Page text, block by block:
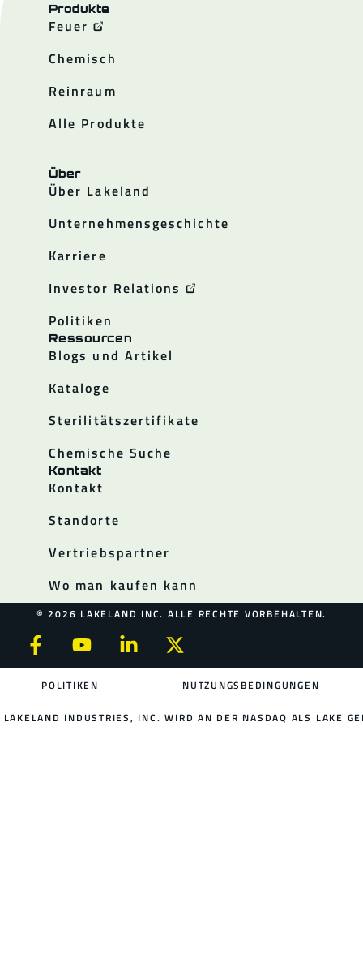
Produkte
Feuer
Chemisch
Reinraum
Alle Produkte
Über
Über Lakeland
Unternehmensgeschichte
Karriere
Investor Relations
Politiken
Ressourcen
Blogs und Artikel
Kataloge
Sterilitätszertifikate
Chemische Suche
Kontakt
Kontakt
Standorte
Vertriebspartner
Wo man kaufen kann
© 2026 LAKELAND INC. ALLE RECHTE VORBEHALTEN.
POLITIKEN NUTZUNGSBEDINGUNGEN
LAKELAND INDUSTRIES, INC. WIRD AN DER NASDAQ ALS LAKE